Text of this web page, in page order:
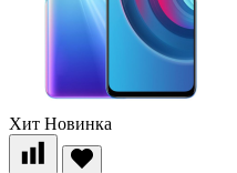
Хит Новинка